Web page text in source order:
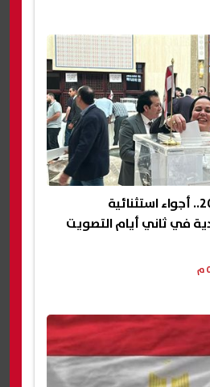
انتخابات النواب 2025.. أجواء استثنائية
في ثاني أيام التصويت